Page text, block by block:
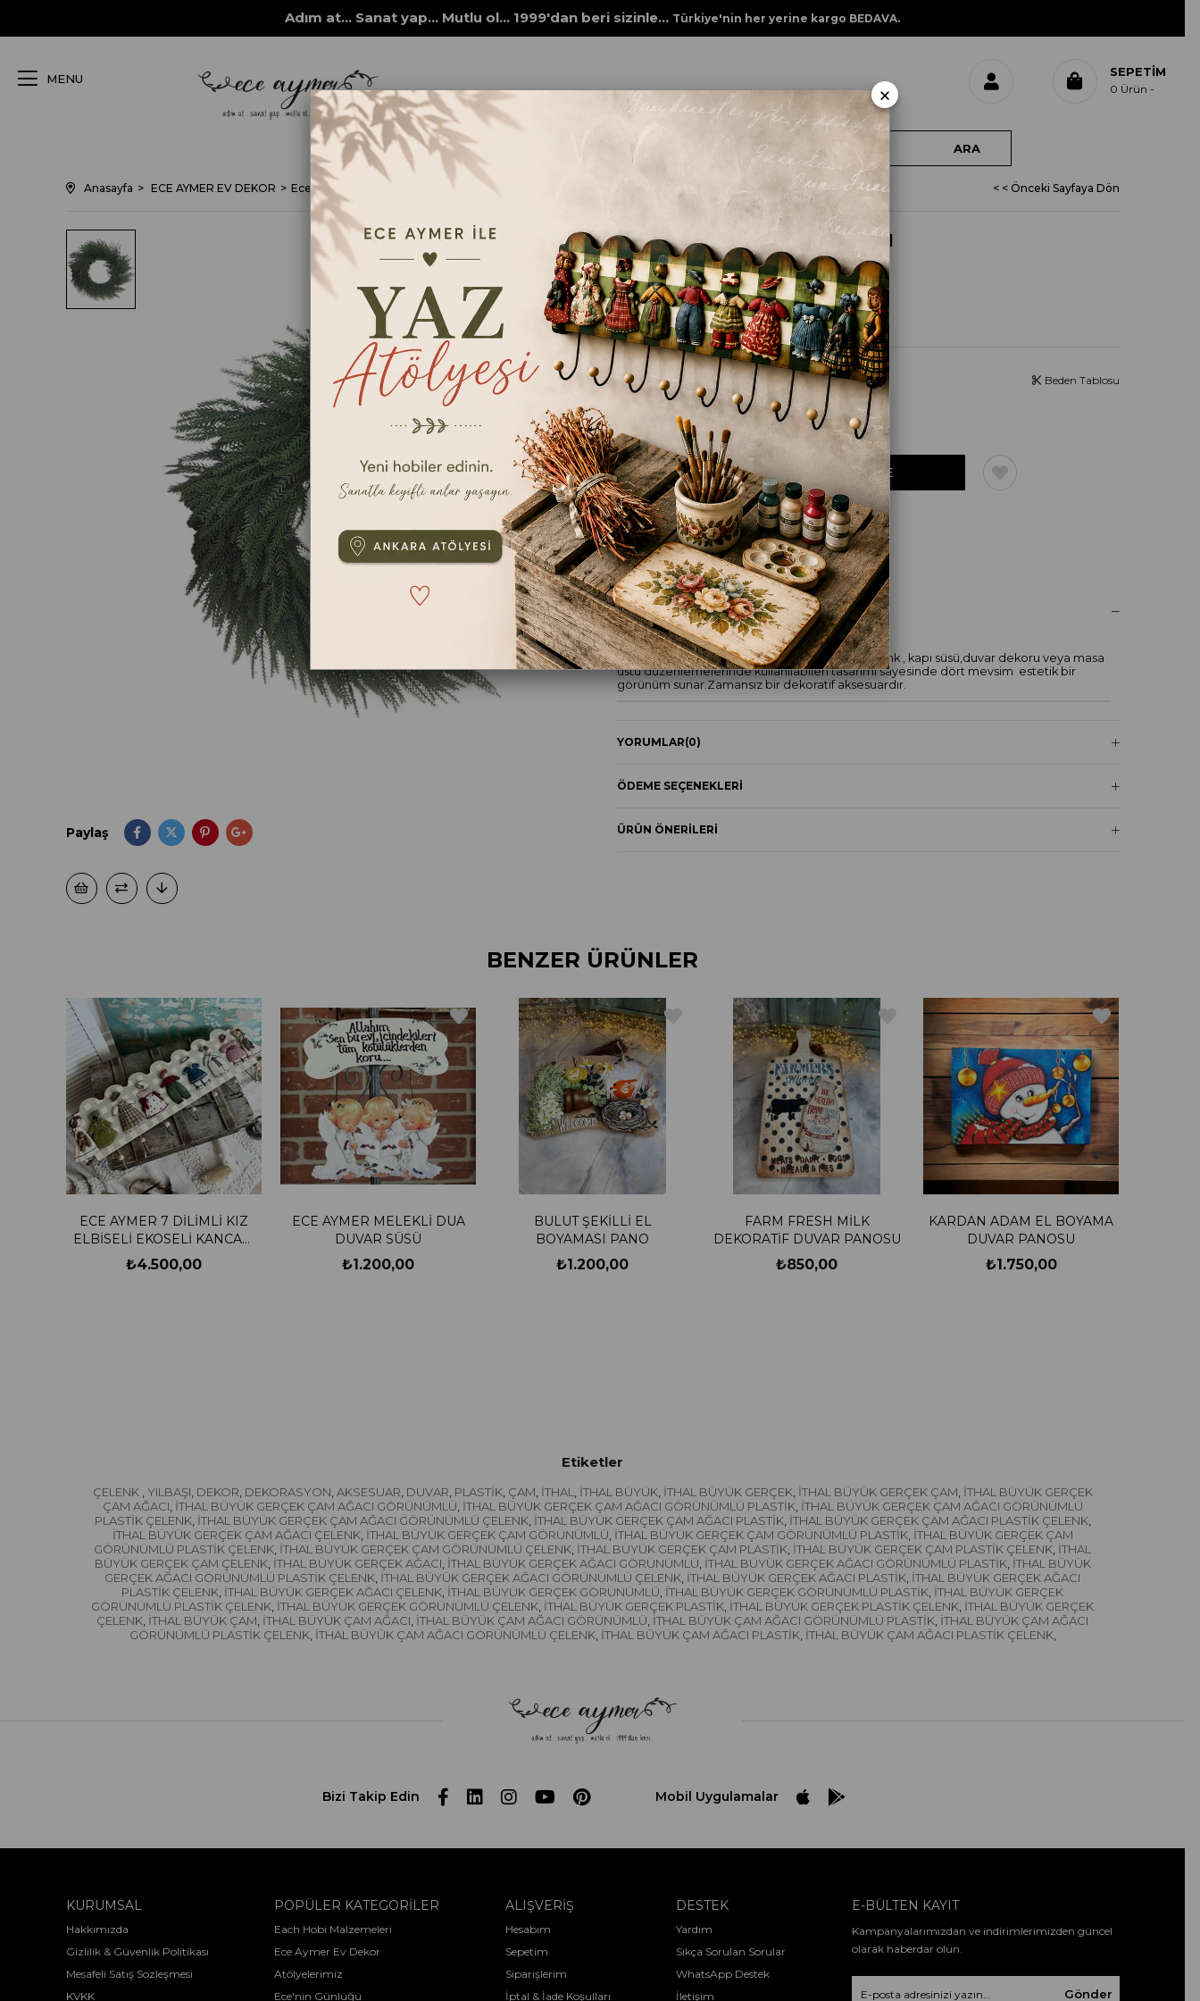
Adım at... Sanat yap... Mutlu ol... 1999'dan beri sizinle... Türkiye'nin her yerine kargo BEDAVA.
MENU SEPETIM
0 Ürün
Anasayfa ECE AYMER EV DEKOR Ece Aymer Ev Dekor Ürünleri İTHAL BÜYÜK GERÇEK ÇAM AĞACI GÖRÜNÜMLÜ PLASTİK ÇELENK < < Önceki Sayfaya Dön
Paylaş
İTHAL BÜYÜK GERÇEK ÇAM AĞACI
GÖRÜNÜMLÜ PLASTİK ÇELENK
₺4.000,00
ebat
40X40CM
Beden Tablosu
TAVSIYE ET YORUM YAZ
ÜRÜN ÖZELLIKLERI
Canlı ve dolgun görünümüyle bu dekoratif çelenk , kapı süsü,duvar dekoru veya masa
üstü düzenlemelerinde kullanılabilen tasarımı sayesinde dört mevsim estetik bir
görünüm sunar.Zamansız bir dekoratif aksesuardır.
YORUMLAR(0)
ÖDEME SEÇENEKLERI
ÜRÜN ÖNERILERI
BENZER ÜRÜNLER
ECE AYMER 7 DİLİMLİ KIZ
ELBİSELİ EKOSELİ KANCALI
ASKILIK
₺4.500,00
ECE AYMER MELEKLİ DUA
DUVAR SÜSÜ
₺1.200,00
BULUT ŞEKİLLİ EL
BOYAMASI PANO
₺1.200,00
FARM FRESH MİLK
DEKORATİF DUVAR PANOSU
₺850,00
KARDAN ADAM EL BOYAMA
DUVAR PANOSU
₺1.750,00
Etiketler
ÇELENK , YILBAŞI, DEKOR, DEKORASYON, AKSESUAR, DUVAR, PLASTİK, ÇAM, İTHAL, İTHAL BÜYÜK, İTHAL BÜYÜK GERÇEK, İTHAL BÜYÜK GERÇEK ÇAM, İTHAL BÜYÜK GERÇEK
ÇAM AĞACI, İTHAL BÜYÜK GERÇEK ÇAM AĞACI GÖRÜNÜMLÜ, İTHAL BÜYÜK GERÇEK ÇAM AĞACI GÖRÜNÜMLÜ PLASTİK, İTHAL BÜYÜK GERÇEK ÇAM AĞACI GÖRÜNÜMLÜ
PLASTİK ÇELENK, İTHAL BÜYÜK GERÇEK ÇAM AĞACI GÖRÜNÜMLÜ ÇELENK, İTHAL BÜYÜK GERÇEK ÇAM AĞACI PLASTİK, İTHAL BÜYÜK GERÇEK ÇAM AĞACI PLASTİK ÇELENK,
İTHAL BÜYÜK GERÇEK ÇAM AĞACI ÇELENK, İTHAL BÜYÜK GERÇEK ÇAM GÖRÜNÜMLÜ, İTHAL BÜYÜK GERÇEK ÇAM GÖRÜNÜMLÜ PLASTİK, İTHAL BÜYÜK GERÇEK ÇAM
GÖRÜNÜMLÜ PLASTİK ÇELENK, İTHAL BÜYÜK GERÇEK ÇAM GÖRÜNÜMLÜ ÇELENK, İTHAL BÜYÜK GERÇEK ÇAM PLASTİK, İTHAL BÜYÜK GERÇEK ÇAM PLASTİK ÇELENK, İTHAL
BÜYÜK GERÇEK ÇAM ÇELENK, İTHAL BÜYÜK GERÇEK AĞACI, İTHAL BÜYÜK GERÇEK AĞACI GÖRÜNÜMLÜ, İTHAL BÜYÜK GERÇEK AĞACI GÖRÜNÜMLÜ PLASTİK, İTHAL BÜYÜK
GERÇEK AĞACI GÖRÜNÜMLÜ PLASTİK ÇELENK, İTHAL BÜYÜK GERÇEK AĞACI GÖRÜNÜMLÜ ÇELENK, İTHAL BÜYÜK GERÇEK AĞACI PLASTİK, İTHAL BÜYÜK GERÇEK AĞACI
PLASTİK ÇELENK, İTHAL BÜYÜK GERÇEK AĞACI ÇELENK, İTHAL BÜYÜK GERÇEK GÖRÜNÜMLÜ, İTHAL BÜYÜK GERÇEK GÖRÜNÜMLÜ PLASTİK, İTHAL BÜYÜK GERÇEK
GÖRÜNÜMLÜ PLASTİK ÇELENK, İTHAL BÜYÜK GERÇEK GÖRÜNÜMLÜ ÇELENK, İTHAL BÜYÜK GERÇEK PLASTİK, İTHAL BÜYÜK GERÇEK PLASTİK ÇELENK, İTHAL BÜYÜK GERÇEK
ÇELENK, İTHAL BÜYÜK ÇAM, İTHAL BÜYÜK ÇAM AĞACI, İTHAL BÜYÜK ÇAM AĞACI GÖRÜNÜMLÜ, İTHAL BÜYÜK ÇAM AĞACI GÖRÜNÜMLÜ PLASTİK, İTHAL BÜYÜK ÇAM AĞACI
GÖRÜNÜMLÜ PLASTİK ÇELENK, İTHAL BÜYÜK ÇAM AĞACI GÖRÜNÜMLÜ ÇELENK, İTHAL BÜYÜK ÇAM AĞACI PLASTİK, İTHAL BÜYÜK ÇAM AĞACI PLASTİK ÇELENK,
Bizi Takip Edin Mobil Uygulamalar
KURUMSAL
Hakkımızda
Gizlilik & Güvenlik Politikası
Mesafeli Satış Sözleşmesi
KVKK
POPÜLER KATEGORİLER
Each Hobi Malzemeleri
Ece Aymer Ev Dekor
Atölyelerimiz
Ece'nin Günlüğü
ALIŞVERİŞ
Hesabım
Sepetim
Siparişlerim
İptal & İade Koşulları
DESTEK
Yardım
Sıkça Sorulan Sorular
WhatsApp Destek
İletişim
E-BÜLTEN KAYIT
Kampanyalarımızdan ve indirimlerimizden güncel
olarak haberdar olun.
Gönder
×